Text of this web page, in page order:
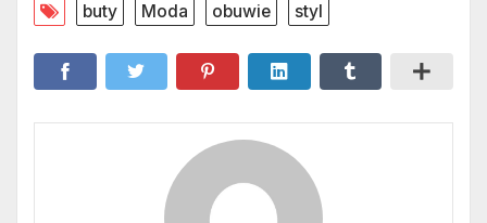
buty Moda obuwie styl